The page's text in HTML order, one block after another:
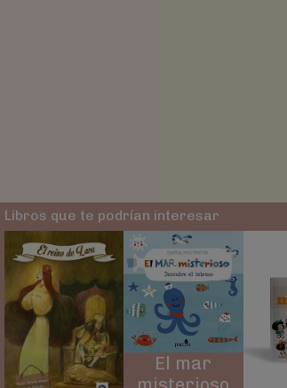
Libros que te podrían interesar
El mar